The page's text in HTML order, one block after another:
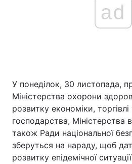
Економіка
Спорт
Техно і зв'язок
Зброя
ad
У понеділок, 30 листопада,
Міністерства охорони
розвитку економіки, торгівлі
господарства, Міністерства
також Ради національної
зберуться на нараду, щоб
розвитку епідемічної